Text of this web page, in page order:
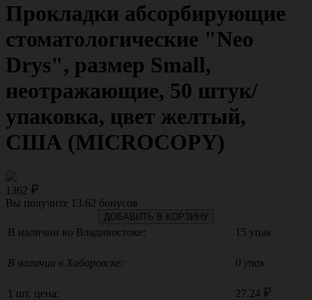
Прокладки абсорбирующие
стоматологические "Neo
Drys", размер Small,
неотражающие, 50 штук/
упаковка, цвет желтый,
США (MICROCOPY)
1362
Вы получите 13.62 бонусов
ДОБАВИТЬ В КОРЗИНУ
В наличии во Владивостоке: 15 упак
В наличии в Хабаровске: 0 упак
1 шт, цена: 27.24